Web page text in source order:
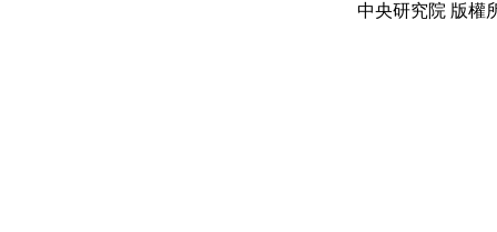
中央研究院 版權